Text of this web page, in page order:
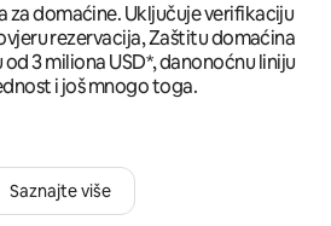
za domaćine. Uključuje verifikaciju
rezervacija, Zaštitu domaćina
3 miliona USD*, danonoćnu liniju
i još mnogo toga.
Saznajte više